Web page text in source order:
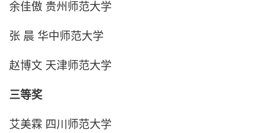
余佳傲 贵州师范大学
张 晨 华中师范大学
赵博文 天津师范大学
三等奖
艾美霖 四川师范大学